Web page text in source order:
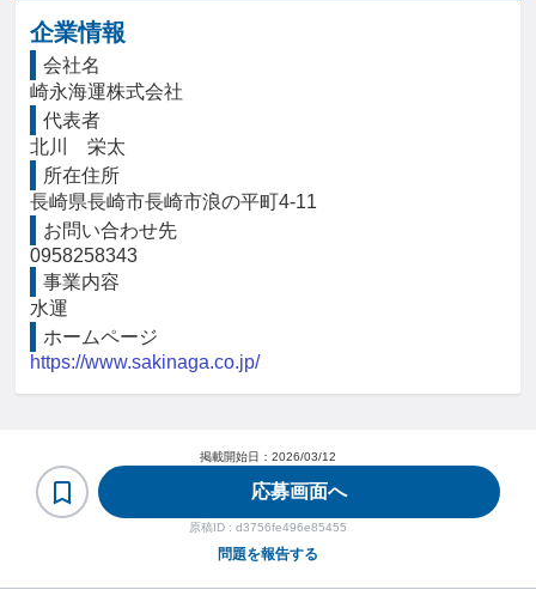
企業情報
会社名
崎永海運株式会社
代表者
北川　栄太
所在住所
長崎県長崎市長崎市浪の平町4-11
お問い合わせ先
0958258343
事業内容
水運
ホームページ
https://www.sakinaga.co.jp/
掲載開始日： 2026/03/12
応募画面へ
原稿ID : d3756fe496e85455
問題を報告する